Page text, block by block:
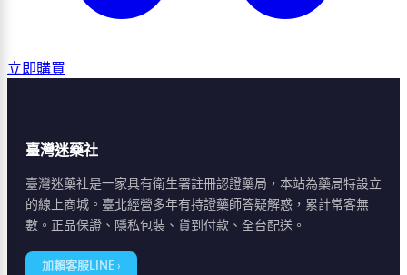
立即購買
臺灣迷藥社
臺灣迷藥社是一家具有衛生署註冊認證藥局，本站為藥局特設立
的線上商城。臺北經營多年有持證藥師答疑解惑，累計常客無
數。正品保證、隱私包裝、貨到付款、全台配送。
加賴客服LINE ›